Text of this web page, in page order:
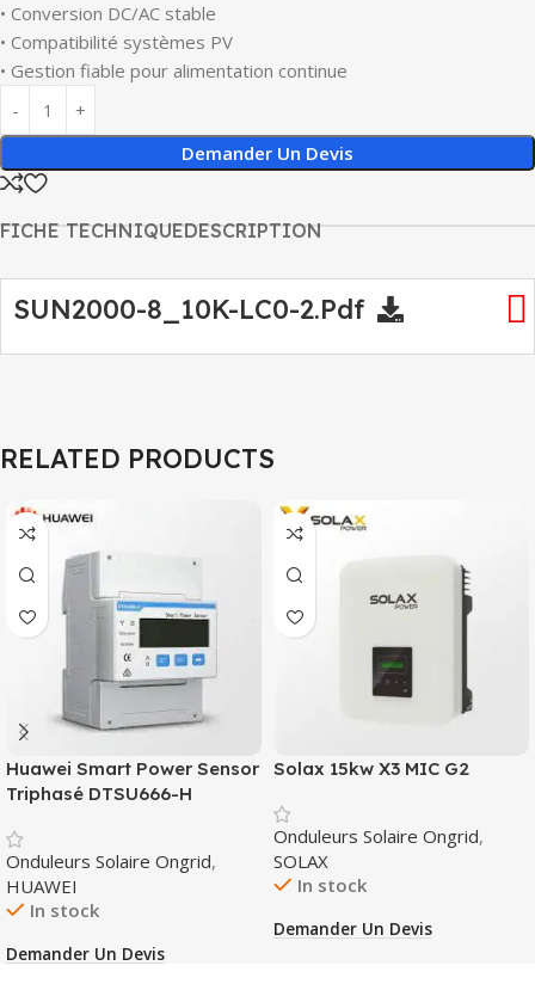
• Conversion DC/AC stable
• Compatibilité systèmes PV
• Gestion fiable pour alimentation continue
Demander Un Devis
FICHE TECHNIQUEDESCRIPTION
SUN2000-8_10K-LC0-2.pdf
RELATED PRODUCTS
Huawei Smart Power Sensor
Triphasé DTSU666-H
Onduleurs Solaire Ongrid,
HUAWEI
In stock
Demander Un Devis
Solax 15kw X3 MIC G2
Onduleurs Solaire Ongrid,
SOLAX
In stock
Demander Un Devis